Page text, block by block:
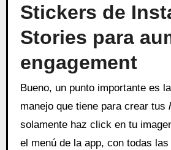
Stickers de
Stories para
engagement
Bueno, un punto importante es
manejo que tiene para crear tus
solamente haz click en tu
el menú de la app, con todas